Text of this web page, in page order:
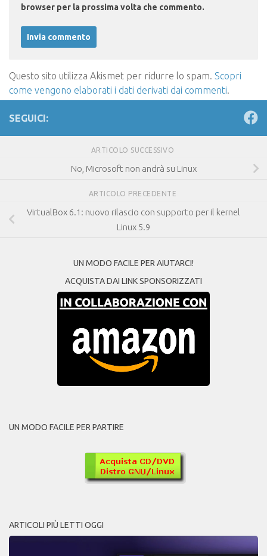
browser per la prossima volta che commento.
Questo sito utilizza Akismet per ridurre lo spam. Scopri
come vengono elaborati i dati derivati dai commenti.
SEGUICI:
ARTICOLO SUCCESSIVO
No, Microsoft non andrà su Linux
ARTICOLO PRECEDENTE
VirtualBox 6.1: nuovo rilascio con supporto per il kernel
Linux 5.9
UN MODO FACILE PER AIUTARCI!
ACQUISTA DAI LINK SPONSORIZZATI
UN MODO FACILE PER PARTIRE
ARTICOLI PIÙ LETTI OGGI